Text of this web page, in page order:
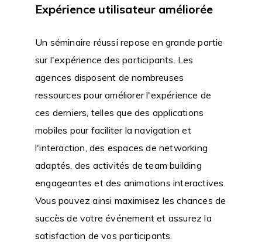
Expérience utilisateur améliorée
Un séminaire réussi repose en grande partie
sur l'expérience des participants. Les
agences disposent de nombreuses
ressources pour améliorer l'expérience de
ces derniers, telles que des applications
mobiles pour faciliter la navigation et
l'interaction, des espaces de networking
adaptés, des activités de team building
engageantes et des animations interactives.
Vous pouvez ainsi maximisez les chances de
succès de votre événement et assurez la
satisfaction de vos participants.